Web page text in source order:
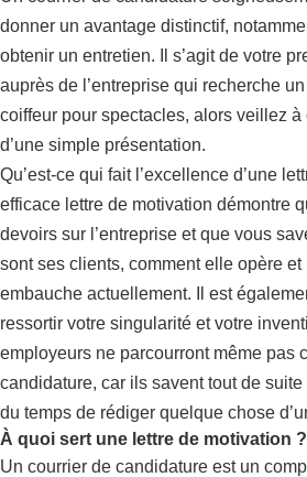
donner un avantage distinctif,
obtenir un entretien. Il s’agit de votre
auprès de l’entreprise qui recherche
coiffeur pour spectacles, alors veillez à
d’une simple présentation.
Qu’est-ce qui fait l’excellence d’une
efficace lettre de motivation démontre
devoirs sur l’entreprise et que vous
sont ses clients, comment elle opère
embauche actuellement. Il est
ressortir votre singularité et votre
employeurs ne parcourront même pas
candidature, car ils savent tout de
du temps de rédiger quelque chose
À quoi sert une lettre de motivation ?
Un courrier de candidature est un